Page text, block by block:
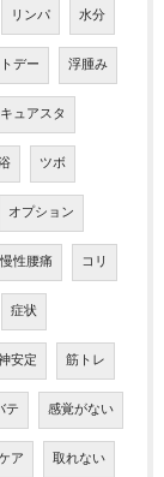
リンパ 水分
デー 浮腫み
キュアスタ
ツボ
オプション
慢性腰痛 コリ
症状
安定 筋トレ
テ 感覚がない
ア 取れない